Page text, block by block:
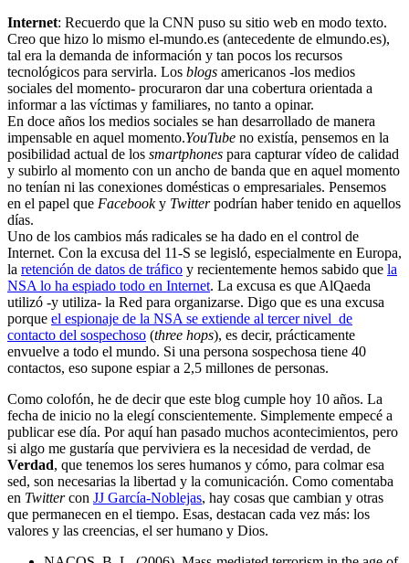
Internet: Recuerdo que la CNN puso su sitio web en modo texto.
Creo que hizo lo mismo el-mundo.es (antecedente de elmundo.es),
tal era la demanda de información y tan pocos los recursos
tecnológicos para servirla. Los blogs americanos -los medios
sociales del momento- procuraron dar una cobertura orientada a
informar a las víctimas y familiares, no tanto a opinar.
En doce años los medios sociales se han desarrollado de manera
impensable en aquel momento.YouTube no existía, pensemos en la
posibilidad actual de los smartphones para capturar vídeo de calidad
y subirlo al momento con un ancho de banda que en aquel momento
no tenían ni las conexiones domésticas o empresariales. Pensemos
en el papel que Facebooky Twitterpodrían haber tenido en aquellos
días.
Uno de los cambios más radicales se ha dado en el control de
Internet. Con la excusa del 11-S se legisló, especialmente en Europa,
la retención de datos de tráfico y recientemente hemos sabido que la
NSA lo ha espiado todo en Internet. La excusa es que AlQaeda
utilizó -y utiliza- la Red para organizarse. Digo que es una excusa
porque el espionaje de la NSA se extiende al tercer nivel de
contacto del sospechoso (three hops), es decir, prácticamente
envuelve a todo el mundo. Si una persona sospechosa tiene 40
contactos, eso supone espiar a 2,5 millones de personas.
Como colofón, he de decir que este blog cumple hoy 10 años. La
fecha de inicio no la elegí conscientemente. Simplemente empecé a
publicar ese día. Por aquí han pasado muchos acontecimientos, pero
si algo me gustaría que perviviera es la necesidad de verdad, de
Verdad, que tenemos los seres humanos y cómo, para colmar esa
sed, son necesarias la libertad y la comunicación. Como comentaba
en Twittercon JJ García-Noblejas, hay cosas que cambian y otras
que permanecen en el tiempo. Esas, destacan cada vez más: los
valores y las creencias, el ser humano y Dios.